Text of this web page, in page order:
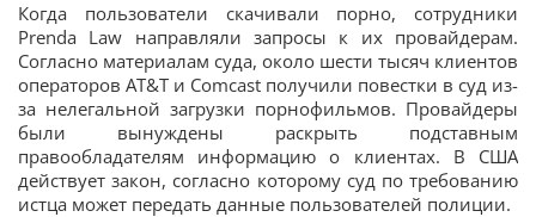
Когда пользователи скачивали порно, сотрудники
Prenda Law направляли запросы к их провайдерам.
Согласно материалам суда, около шести тысяч клиентов
операторов AT&T и Comcast получили повестки в суд из-
за нелегальной загрузки порнофильмов. Провайдеры
были вынуждены раскрыть подставным
правообладателям информацию о клиентах. В США
действует закон, согласно которому суд по требованию
истца может передать данные пользователей полиции.